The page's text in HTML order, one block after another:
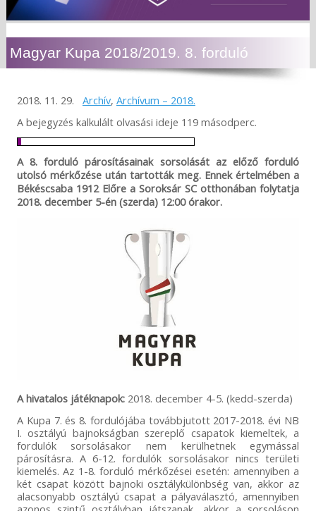
Magyar Kupa 2018/2019. 8. forduló
2018. 11. 29. Archív, Archívum – 2018.
A bejegyzés kalkulált olvasási ideje 119 másodperc.
A 8. forduló párosításainak sorsolását az előző forduló
utolsó mérkőzése után tartották meg. Ennek értelmében a
Békéscsaba 1912 Előre a Soroksár SC otthonában folytatja
2018. december 5-én (szerda) 12:00 órakor.
A hivatalos játéknapok:2018. december 4-5. (kedd-szerda)
A Kupa 7. és 8. fordulójába továbbjutott 2017-2018. évi NB
I. osztályú bajnokságban szereplő csapatok kiemeltek, a
fordulók sorsolásakor nem kerülhetnek egymással
párosításra. A 6-12. fordulók sorsolásakor nincs területi
kiemelés. Az 1-8. forduló mérkőzései esetén: amennyiben a
két csapat között bajnoki osztálykülönbség van, akkor az
alacsonyabb osztályú csapat a pályaválasztó, amennyiben